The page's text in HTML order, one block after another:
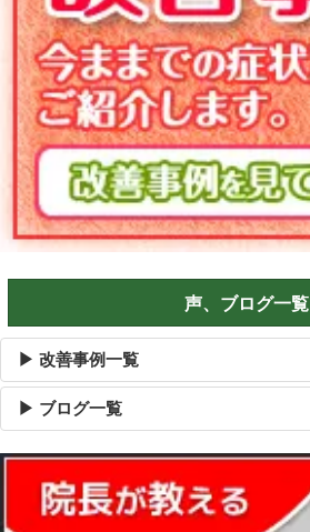
声、ブログ一覧
▶ 改善事例一覧
▶ ブログ一覧